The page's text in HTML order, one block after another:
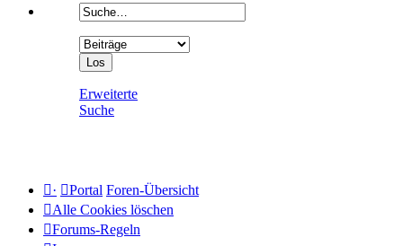
Erweiterte
Suche
· Portal Foren-Übersicht
Alle Cookies löschen
Forums-Regeln